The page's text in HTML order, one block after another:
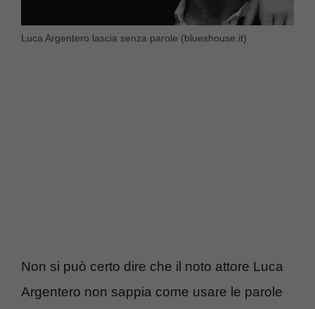
Luca Argentero lascia senza parole (blueshouse.it)
Non si può certo dire che il noto attore Luca
Argentero non sappia come usare le parole